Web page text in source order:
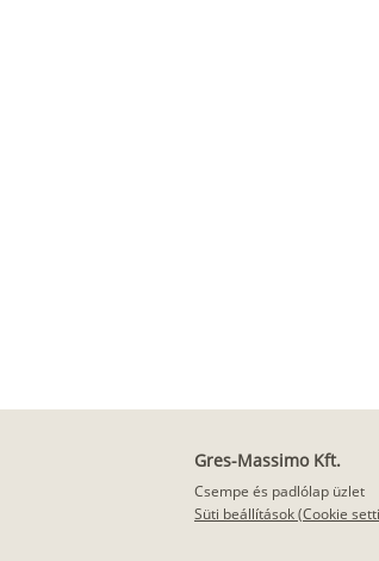
Gres-Massimo Kft.
Csempe és padlólap üzlet
Süti beállítások (Cookie